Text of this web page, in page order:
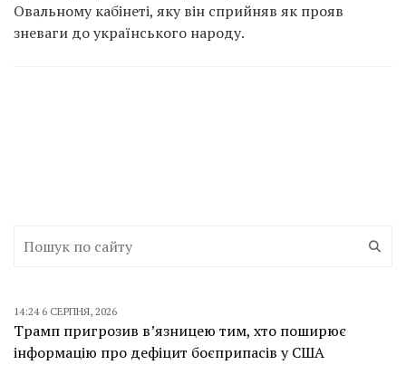
Овальному кабінеті, яку він сприйняв як прояв
зневаги до українського народу.
14:24 6 СЕРПНЯ, 2026
Трамп пригрозив в’язницею тим, хто поширює
інформацію про дефіцит боєприпасів у США